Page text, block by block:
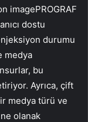
imagePROGRAF
dostu
durumu
medya
bu
Ayrıca, çift
medya türü ve
olanak